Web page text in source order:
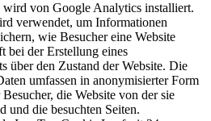
wird von Google Analytics installiert.
verwendet, um Informationen
wie Besucher eine Website
bei der Erstellung eines
über den Zustand der Website. Die
umfassen in anonymisierter Form
die Website von der sie
und die besuchten Seiten.